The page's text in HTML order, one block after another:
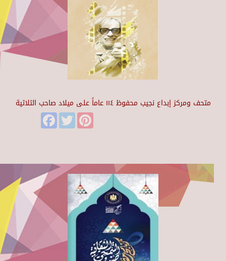
متحف ومركز إبداع نجيب محفوظ ١١٤ عاماً على ميلاد صاحب الثلاثية
FacebookTwitter